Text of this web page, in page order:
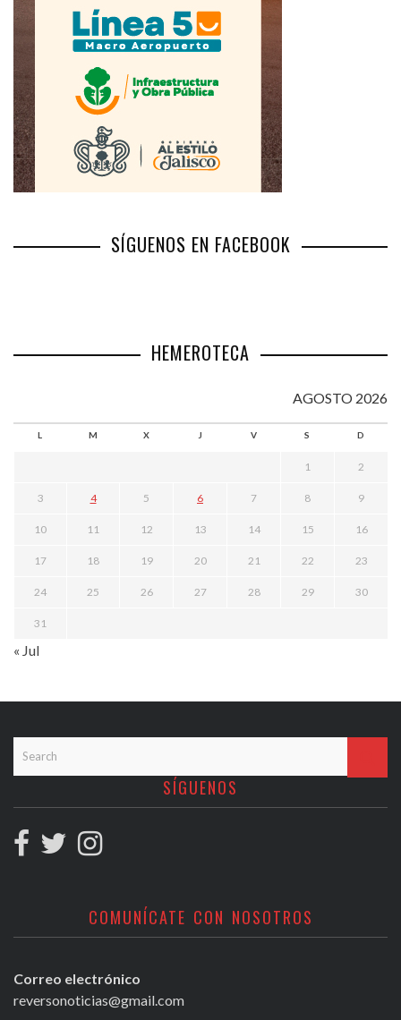
SÍGUENOS EN FACEBOOK
HEMEROTECA
AGOSTO 2026
L M X J V S D
1 2
3 4 5 6 7 8 9
10 11 12 13 14 15 16
17 18 19 20 21 22 23
24 25 26 27 28 29 30
31
« Jul
SÍGUENOS
COMUNÍCATE CON NOSOTROS
Correo electrónico
reversonoticias@gmail.com